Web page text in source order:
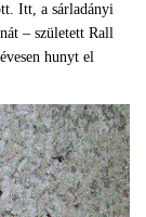
Itt, a sárladányi
– született Rall
hunyt el